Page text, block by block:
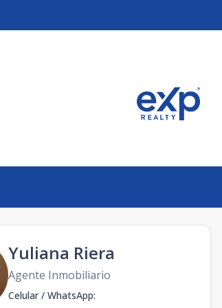
Yuliana Riera
Agente Inmobiliario
Celular / WhatsApp: